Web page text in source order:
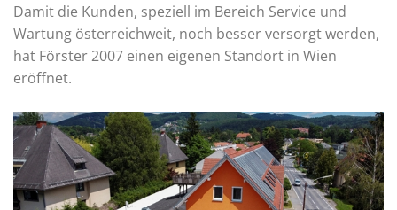
Damit die Kunden, speziell im Bereich Service und
Wartung österreichweit, noch besser versorgt werden,
hat Förster 2007 einen eigenen Standort in Wien
eröffnet.